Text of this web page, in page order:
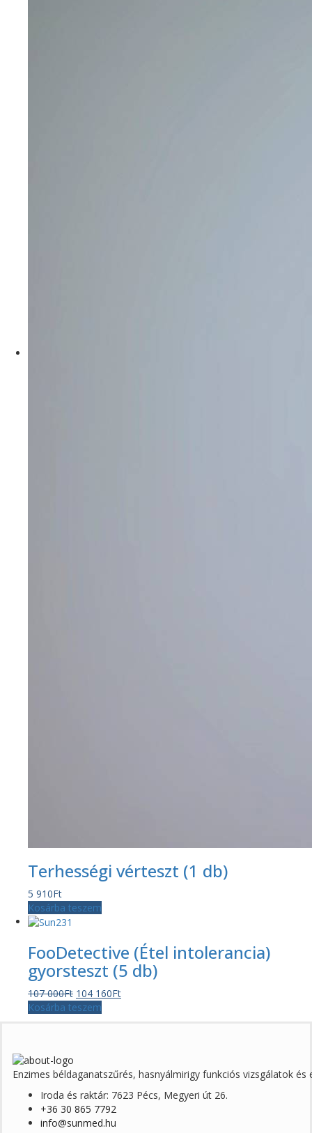
Terhességi vérteszt (1 db)
5 910Ft
Kosárba teszem
FooDetective (Étel intolerancia)
gyorsteszt (5 db)
107 000Ft Original
price
104 160FtCurrent
Kosárba teszem
Enzimes béldaganatszűrés, hasnyálmirigy funkciós vizsgálatok
Iroda és raktár: 7623 Pécs, Megyeri út 26.
+36 30 865 7792
info@sunmed.hu